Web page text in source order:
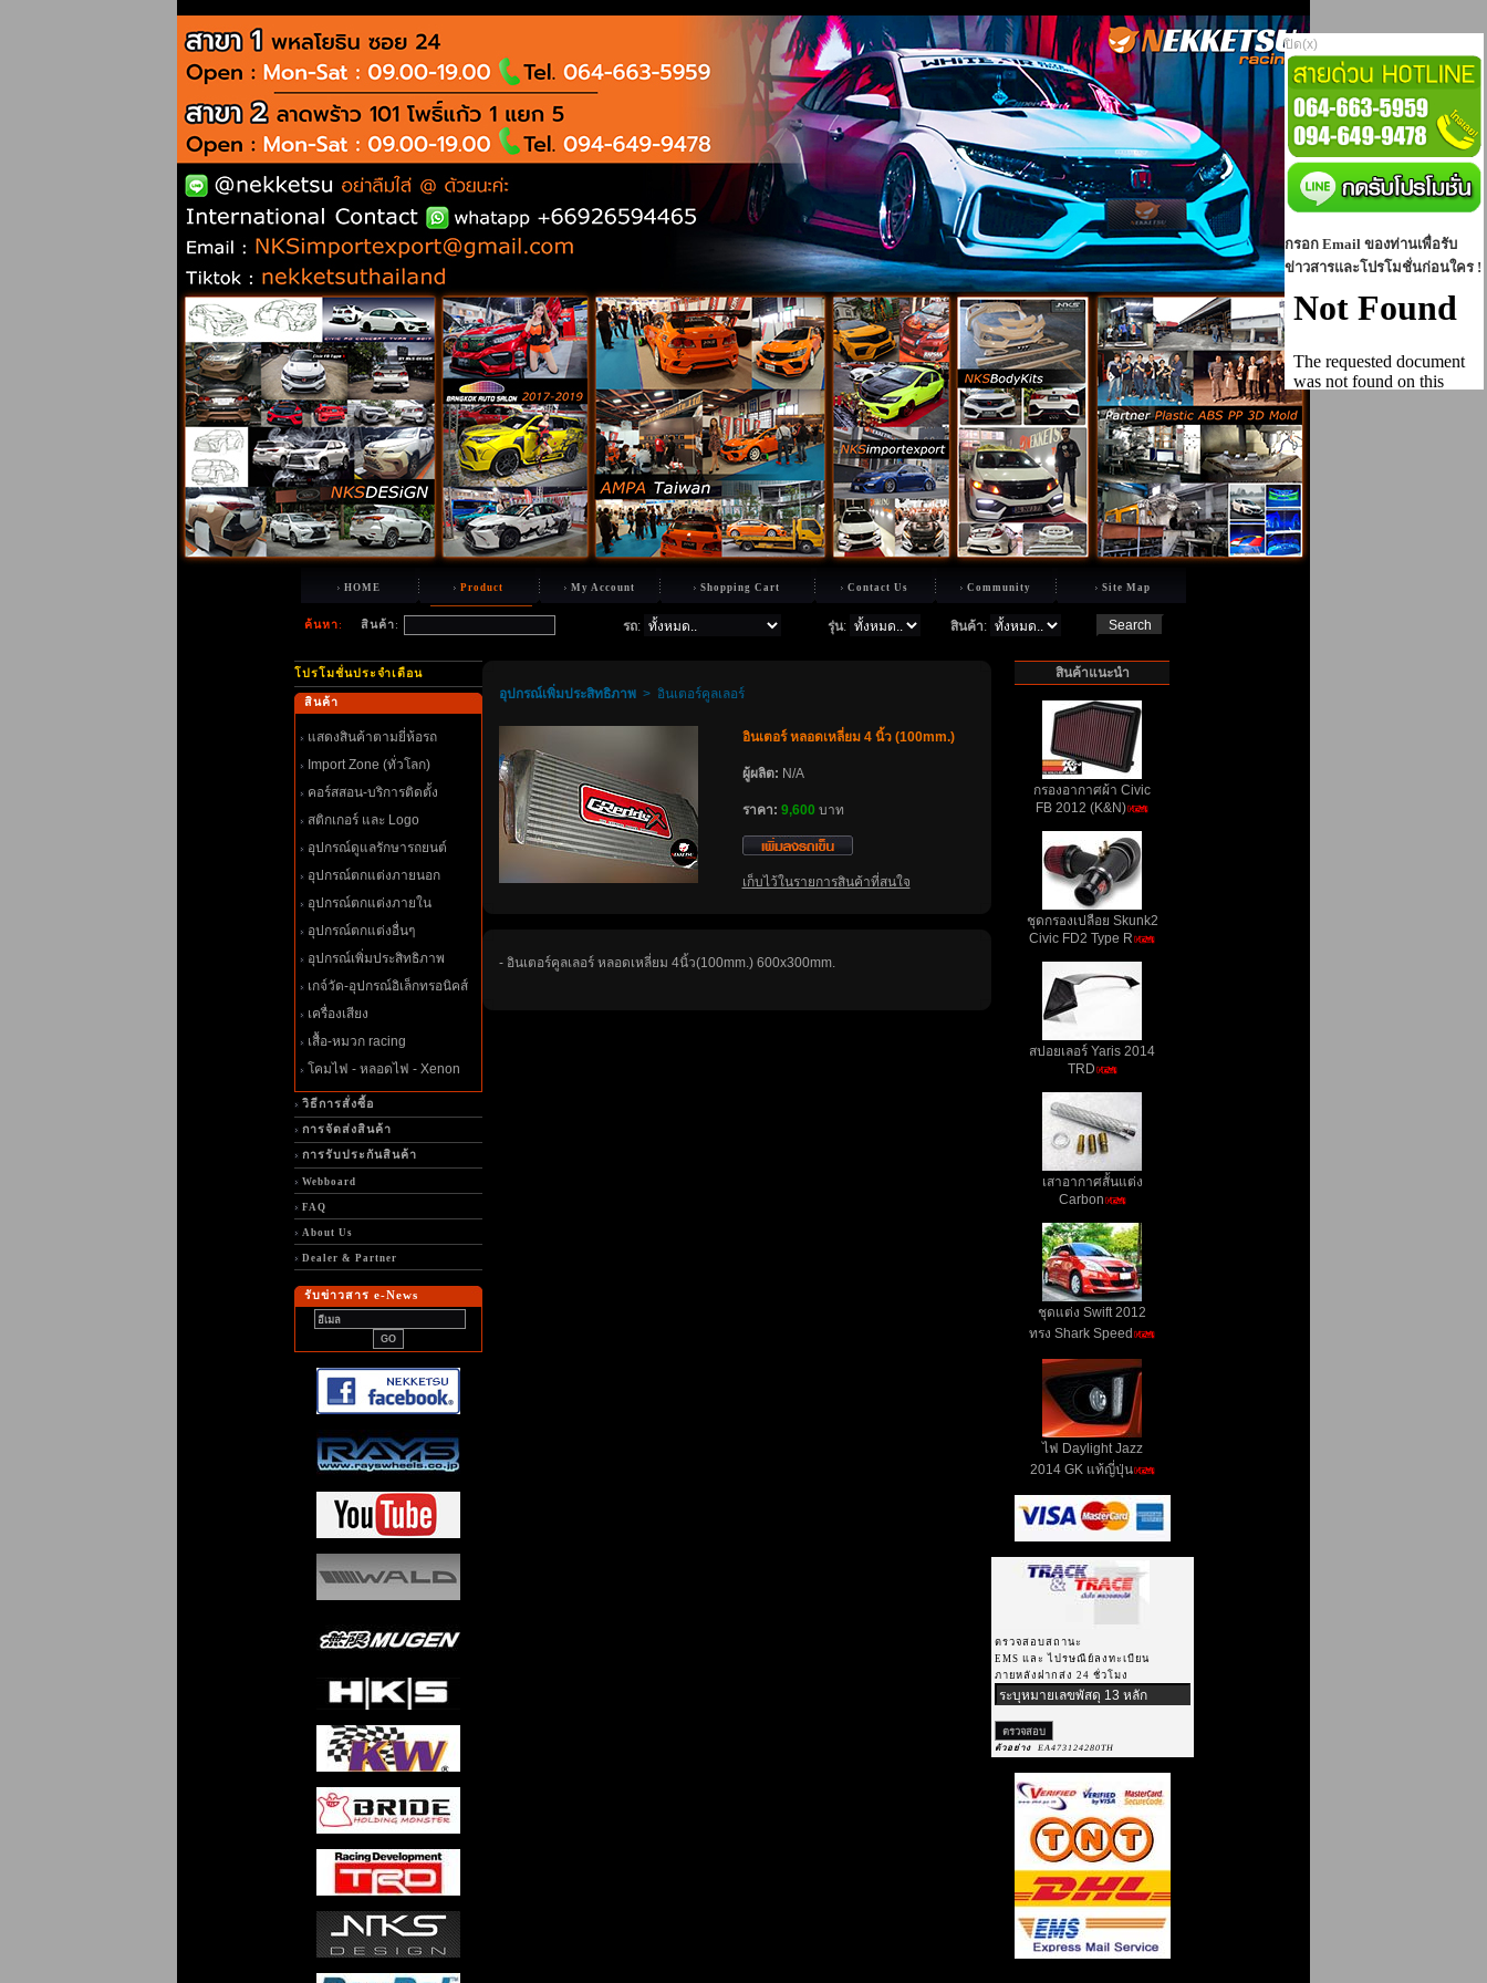
ปิด(x)
กรอก Email ของท่านเพื่อรับ
ข่าวสารและโปรโมชั่นก่อนใคร !
HOME Product My Account Shopping Cart Contact Us Community Site Map
ค้นหา: สินค้า: รถ: รุ่น: สินค้า:
ปรโมชั่นประจำเดือน
สินค้า
สดงสินค้าตามยี่ห้อรถ
Import Zone (ทั่วโลก)
คอร์สสอน-บริการติดตั้ง
สติกเกอร์ และ Logo
อุปกรณ์ดูแลรักษารถยนต์
อุปกรณ์ตกแต่งภายนอก
อุปกรณ์ตกแต่งภายใน
อุปกรณ์ตกแต่งอื่นๆ
อุปกรณ์เพิ่มประสิทธิภาพ
เกจ์วัด-อุปกรณ์อิเล็กทรอนิคส์
เครื่องเสียง
เสื้อ-หมวก racing
คมไฟ - หลอดไฟ - Xenon
วิธีการสั่งซื้อ
การจัดส่งสินค้า
การรับประกันสินค้า
Webboard
FAQ
About Us
Dealer & Partner
รับข่าวสาร e-News
อุปกรณ์เพิ่มประสิทธิภาพ> อินเตอร์คูลเลอร์
อินเตอร์ หลอดเหลี่ยม 4 นิ้ว (100mm.)
ผู้ผลิต: N/A
ราคา: 9,600 บาท
เก็บไว้ในรายการสินค้าที่สนใจ
- อินเตอร์คูลเลอร์ หลอดเหลี่ยม 4นิ้ว(100mm.) 600x300mm.
สินค้าแนะนำ
กรองอากาศผ้า Civic
FB 2012 (K&N)
ชุดกรองเปลือย Skunk2
Civic FD2 Type R
สปอยเลอร์ Yaris 2014
TRD
เสาอากาศสั้นแต่ง
Carbon
ชุดแต่ง Swift 2012
ทรง Shark Speed
ไฟ Daylight Jazz
2014 GK แท้ญี่ปุ่น
ตรวจสอบสถานะ
EMS และ ไปรษณีย์ลงทะเบียน
ภายหลังฝากส่ง 24 ชั่วโมง
ตัวอย่างEA473124280TH